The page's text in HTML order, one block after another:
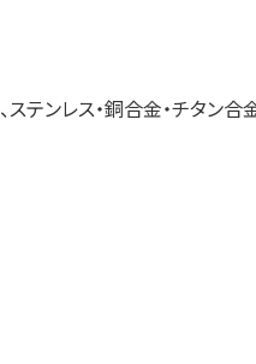
ンレス・銅合金・チタン